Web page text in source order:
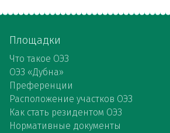
Площадки
Что такое ОЭЗ
ОЭЗ «Дубна»
Преференции
Расположение участков ОЭЗ
Как стать резидентом ОЭЗ
Нормативные документы